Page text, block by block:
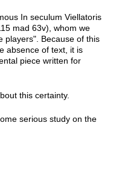
In seculum Viellatoris
mad 63v), whom we
players". Because of this
absence of text, it is
piece written for
this certainty.
serious study on the